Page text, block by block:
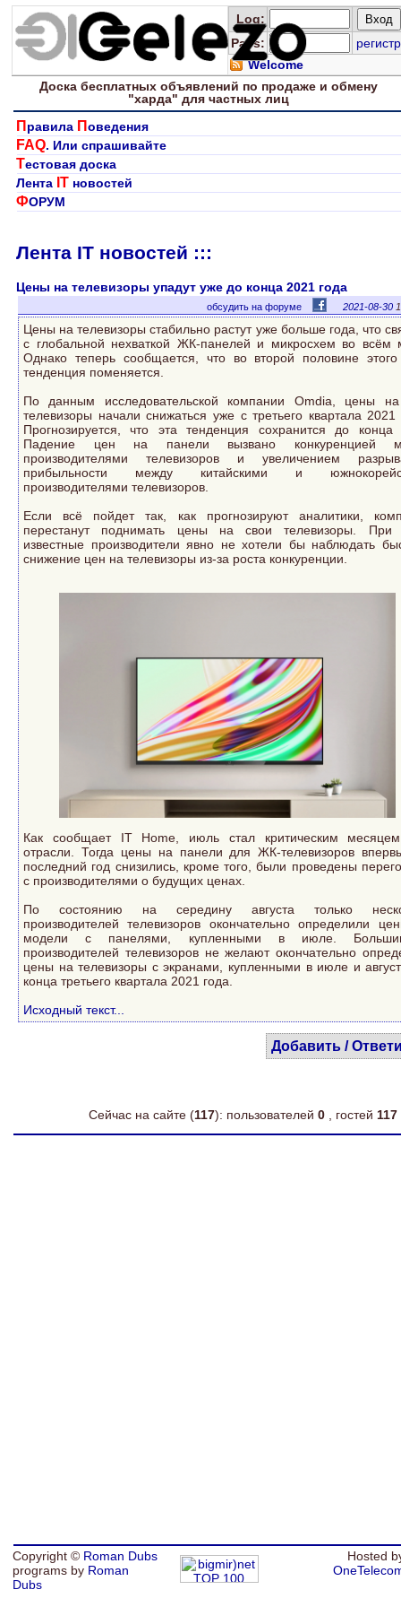
Log:
Pass:
регистр
Welcome
Доска бесплатныхобъявлений по продаже и обмену
"харда" для частных лиц
П равила Поведения
FAQ. Или спрашивайте
Тестовая доска
Лента IT новостей
ФОРУМ
Лента IT новостей :::
Цены на телевизоры упадут уже до конца 2021 года
обсудить на форуме 2021-08-30
Цены на телевизоры стабильно растут уже больше года, что
с глобальной нехваткой ЖК-панелей и микросхем во всём
Однако теперь сообщается, что во второй половине этого
тенденция поменяется.
По данным исследовательской компании Omdia, цены
телевизоры начали снижаться уже с третьего квартала 2021
Прогнозируется, что эта тенденция сохранится до конца
Падение цен на панели вызвано конкуренцией
производителями телевизоров и увеличением
прибыльности между китайскими и
производителями телевизоров.
Если всё пойдет так, как прогнозируют аналитики,
перестанут поднимать цены на свои телевизоры. При
известные производители явно не хотели бы наблюдать
снижение цен на телевизоры из-за роста конкуренции.
Как сообщает IT Home, июль стал критическим
отрасли. Тогда цены на панели для ЖК-телевизоров
последний год снизились, кроме того, были проведены
с производителями о будущих ценах.
По состоянию на середину августа только
производителей телевизоров окончательно определили
модели с панелями, купленными в июле.
производителей телевизоров не желают окончательно
цены на телевизоры с экранами, купленными в июле и
конца третьего квартала 2021 года.
Исходный текст...
Добавить /
Сейчас на сайте (117): пользователей 0 , гостей 117
Copyright © Roman Dubs
programs by Roman
Dubs
Hosted